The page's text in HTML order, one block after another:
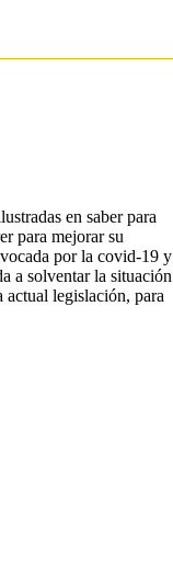
en saber para
para mejorar su
por la covid-19 y
a solventar la situación
actual legislación, para